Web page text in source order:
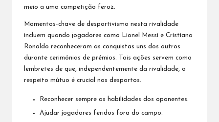
meio a uma competição feroz.
Momentos-chave de desportivismo nesta rivalidade
incluem quando jogadores como Lionel Messi e Cristiano
Ronaldo reconheceram as conquistas uns dos outros
durante cerimónias de prémios. Tais ações servem como
lembretes de que, independentemente da rivalidade, o
respeito mútuo é crucial nos desportos.
Reconhecer sempre as habilidades dos oponentes.
Ajudar jogadores feridos fora do campo.